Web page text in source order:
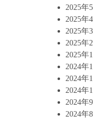
2025年
2025年
2025年
2025年
2025年
2024年
2024年
2024年
2024年
2024年